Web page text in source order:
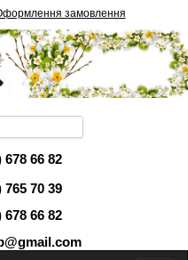
замовлення
678 66 82
765 70 39
678 66 82